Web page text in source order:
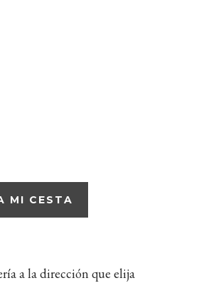
MI CESTA
a la dirección que elija